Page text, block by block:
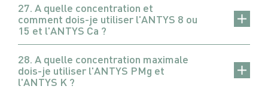
27. A quelle concentration et
comment dois-je utiliser l'ANTYS 8 ou
15 et l'ANTYS Ca ?
28. A quelle concentration maximale
dois-je utiliser l'ANTYS PMg et
l'ANTYS K ?